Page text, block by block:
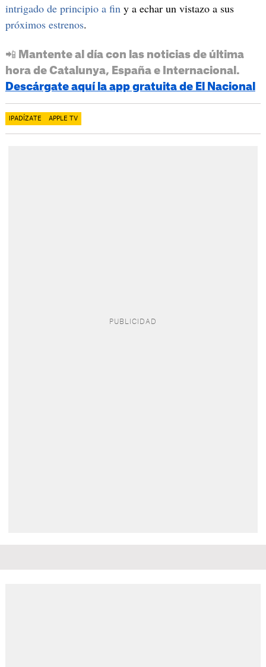
intrigado de principio a finy a echar un vistazo a sus
próximos estrenos.
📲 Mantente al día con las noticias de última
hora de Catalunya, España e Internacional.
Descárgate aquí la app gratuita de El Nacional
IPADÍZATE APPLE TV